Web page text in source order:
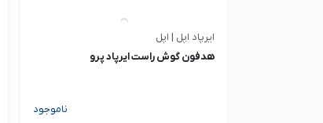
ایرپاد اپل | اپل
هدفون گوش راست ایرپاد پرو
ناموجود